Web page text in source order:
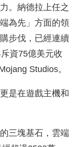
。納德拉上任之
為先」方面的領
步伐，已經連續
資75億美元收
Studios。
是在遊戲主機和
三塊基石，雲端